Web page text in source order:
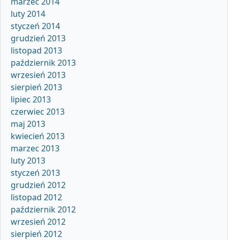
luty 2014
styczeń 2014
grudzień 2013
listopad 2013
październik 2013
wrzesień 2013
sierpień 2013
lipiec 2013
czerwiec 2013
maj 2013
kwiecień 2013
marzec 2013
luty 2013
styczeń 2013
grudzień 2012
listopad 2012
październik 2012
wrzesień 2012
sierpień 2012